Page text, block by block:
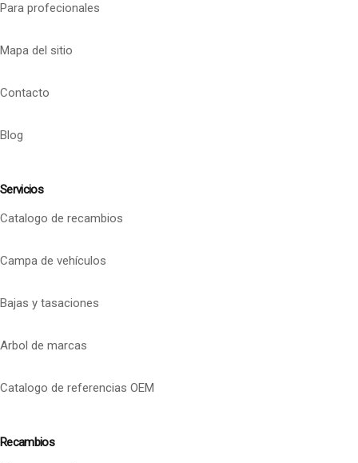
Para profecionales
Mapa del sitio
Contacto
Blog
Servicios
Catalogo de recambios
Campa de vehículos
Bajas y tasaciones
Arbol de marcas
Catalogo de referencias OEM
Recambios